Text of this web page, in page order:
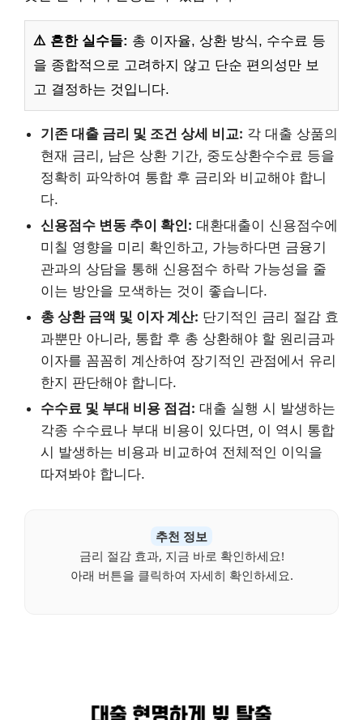
⚠️ 흔한 실수들: 총 이자율, 상환 방식, 수수료 등
을 종합적으로 고려하지 않고 단순 편의성만 보
고 결정하는 것입니다.
기존 대출 금리 및 조건 상세 비교: 각 대출 상품의
현재 금리, 남은 상환 기간, 중도상환수수료 등을
정확히 파악하여 통합 후 금리와 비교해야 합니
다.
신용점수 변동 추이 확인: 대환대출이 신용점수에
미칠 영향을 미리 확인하고, 가능하다면 금융기
관과의 상담을 통해 신용점수 하락 가능성을 줄
이는 방안을 모색하는 것이 좋습니다.
총 상환 금액 및 이자 계산: 단기적인 금리 절감 효
과뿐만 아니라, 통합 후 총 상환해야 할 원리금과
이자를 꼼꼼히 계산하여 장기적인 관점에서 유리
한지 판단해야 합니다.
수수료 및 부대 비용 점검: 대출 실행 시 발생하는
각종 수수료나 부대 비용이 있다면, 이 역시 통합
시 발생하는 비용과 비교하여 전체적인 이익을
따져봐야 합니다.
추천 정보
금리 절감 효과, 지금 바로 확인하세요!
아래 버튼을 클릭하여 자세히 확인하세요.